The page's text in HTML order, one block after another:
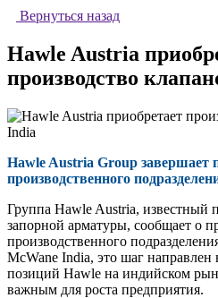
Вернуться назад
Hawle Austria
производство
Hawle Austria Group завершает
производственного
Группа Hawle Austria, известный
запорной арматуры, сообщает о
производственного
McWane India, это шаг
позиций Hawle на индийском
важным для роста предприятия.